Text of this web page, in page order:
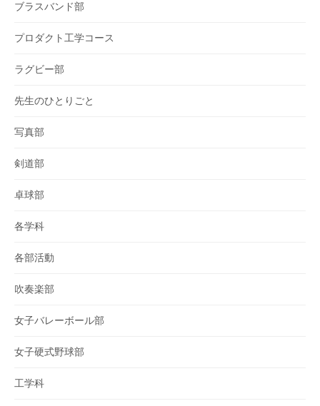
ブラスバンド部
プロダクト工学コース
ラグビー部
先生のひとりごと
写真部
剣道部
卓球部
各学科
各部活動
吹奏楽部
女子バレーボール部
女子硬式野球部
工学科